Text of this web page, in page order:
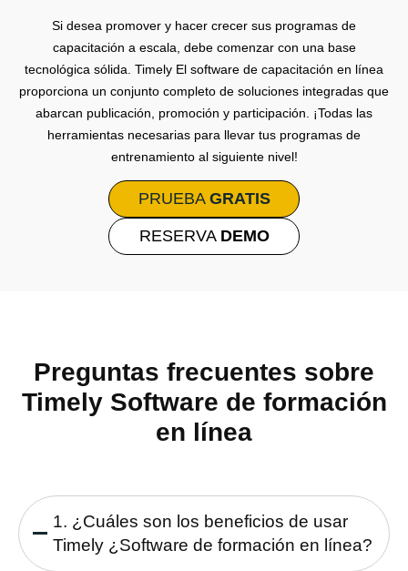
Si desea promover y hacer crecer sus programas de
capacitación a escala, debe comenzar con una base
tecnológica sólida. Timely El software de capacitación en línea
proporciona un conjunto completo de soluciones integradas que
abarcan publicación, promoción y participación. ¡Todas las
herramientas necesarias para llevar tus programas de
entrenamiento al siguiente nivel!
PRUEBA GRATIS
RESERVA DEMO
Preguntas frecuentes sobre
Timely Software de formación
en línea
1. ¿Cuáles son los beneficios de usar
Timely ¿Software de formación en línea?